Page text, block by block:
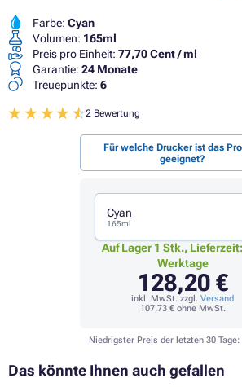
Farbe: Cyan
Volumen: 165ml
Preis pro Einheit: 77,70 Cent / ml
Garantie: 24 Monate
Treuepunkte: 6
2 Bewertung
Für welche Drucker ist das
geeignet?
Cyan
165ml
Auf Lager 1 Stk.,
Werktage
128,20 €
inkl. MwSt. zzgl. Versand
107,73 €ohne MwSt.
Niedrigster Preis der letzten 30 Tage:
Das könnte Ihnen auch gefallen